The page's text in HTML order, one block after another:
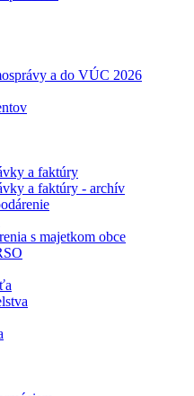
a do VÚC 2026
a faktúry
a faktúry - archív
s majetkom obce